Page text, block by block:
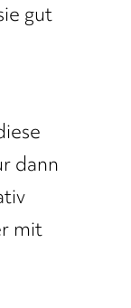
gut
dann
mit